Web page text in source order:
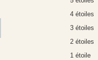
4 étoiles
3 étoiles
2 étoiles
1 étoile